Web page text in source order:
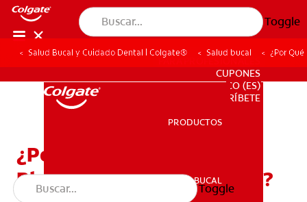
Toggle
SALUD BUCAL
PARA PROFESIONALES
CUPONES
CO (ES)
SUSCRÍBETE
PRODUCTOS
SALUD BUCAL
Toggle
Salud Bucal y Cuidado Dental | Colgate® Salud bucal ¿Por
¿Por Qué Debo
Blanquearme Los Dientes?